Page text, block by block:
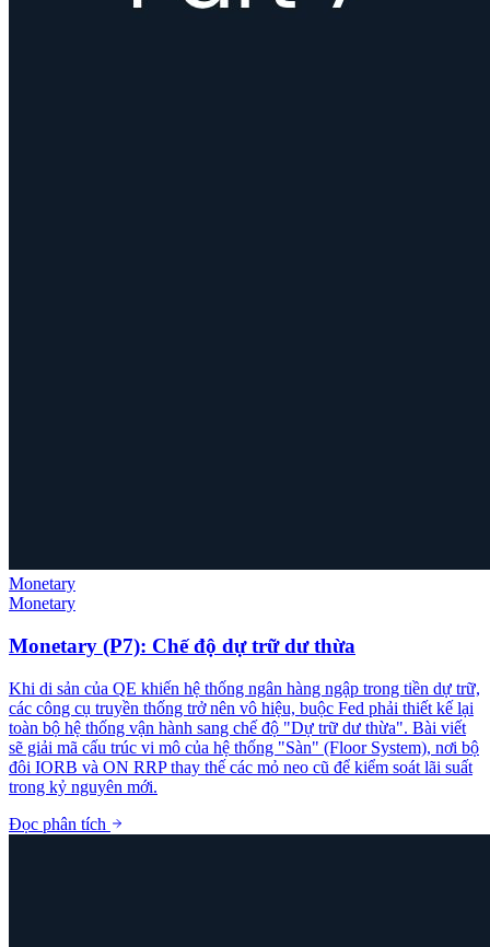
Monetary
Monetary
Monetary (P7): Chế độ dự trữ dư thừa
Khi di sản của QE khiến hệ thống ngân hàng ngập trong tiền dự trữ,
các công cụ truyền thống trở nên vô hiệu, buộc Fed phải thiết kế lại
toàn bộ hệ thống vận hành sang chế độ "Dự trữ dư thừa". Bài viết
sẽ giải mã cấu trúc vi mô của hệ thống "Sàn" (Floor System), nơi bộ
đôi IORB và ON RRP thay thế các mỏ neo cũ để kiểm soát lãi suất
trong kỷ nguyên mới.
Đọc phân tích